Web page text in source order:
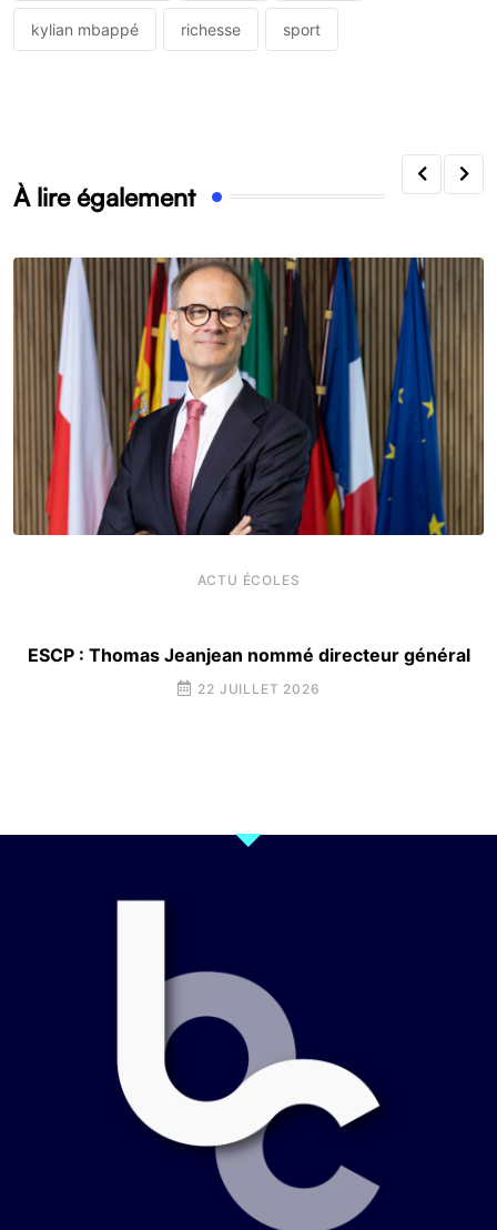
kylian mbappé richesse sport
À lire également
ACTU ÉCOLES
ESCP : Thomas Jeanjean nommé directeur général
22 JUILLET 2026